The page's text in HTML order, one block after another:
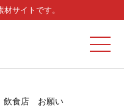
材サイトです。
食店 お願い